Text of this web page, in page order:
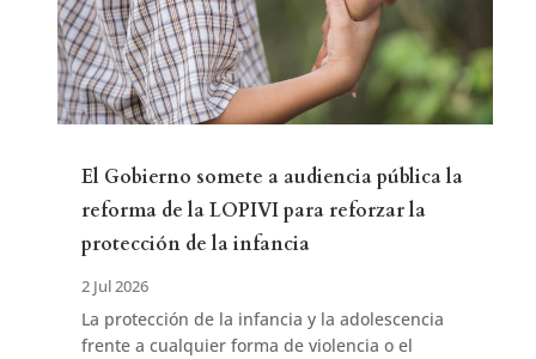
El Gobierno somete a audiencia pública la
reforma de la LOPIVI para reforzar la
protección de la infancia
2 Jul 2026
La protección de la infancia y la adolescencia
frente a cualquier forma de violencia o el